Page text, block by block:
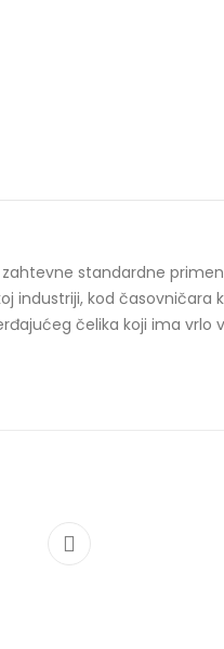
standardne
industriji, kod časovničara
čelika koji ima